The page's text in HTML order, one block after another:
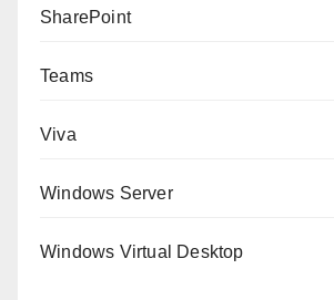
SharePoint
Teams
Viva
Windows Server
Windows Virtual Desktop